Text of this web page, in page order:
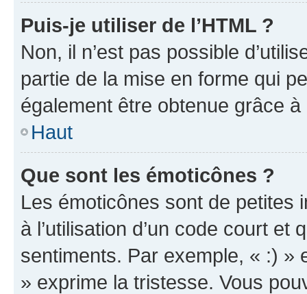
Puis-je utiliser de l’HTML ?
Non, il n’est pas possible
partie de la mise en forme qui
également être obtenue grâce à
Haut
Que sont les émoticônes ?
Les émoticônes sont de petites
à l’utilisation d’un code court et
sentiments. Par exemple, « :) »
» exprime la tristesse. Vous